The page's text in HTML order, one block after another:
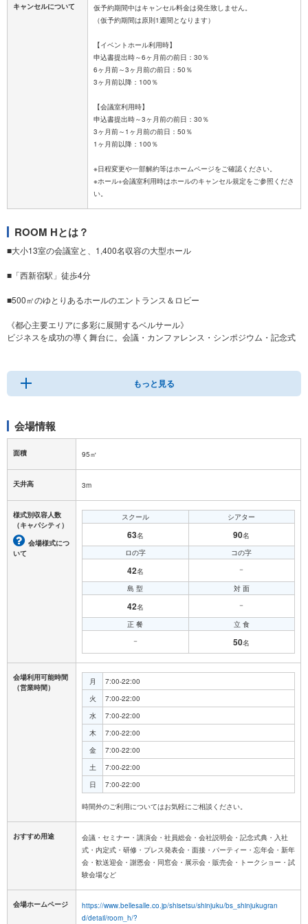
キャンセルについて
仮予約期間中はキャンセル料金は発生致しません。
（仮予約期間は原則1週間となります）
【イベントホール利用時】
申込書提出時～6ヶ月前の前日：30％
6ヶ月前～3ヶ月前の前日：50％
3ヶ月前以降：100％
【会議室利用時】
申込書提出時～3ヶ月前の前日：30％
3ヶ月前～1ヶ月前の前日：50％
1ヶ月前以降：100％
※日程変更や一部解約等はホームページをご確認ください。
※ホール+会議室利用時はホールのキャンセル規定をご参照くださ
ROOM Hとは？
■大小13室の会議室と、1,400名収容の大型ホール
■「西新宿駅」徒歩4分
■500㎡のゆとりあるホールのエントランス＆ロビー
《都心主要エリアに多彩に展開するベルサール》
ビジネスを成功の導く舞台に。会議・カンファレンス・シンポジウム・記念式
す。
もっと見る
会場情報
面積 95㎡
天井高 3m
様式別収容人数
（キャパシティ）
会場様式につ
いて
スクール
63名
シアター
90名
ロの字
42名
コの字
－
島 型
42名
対 面
－
正 餐
－
立 食
50名
会場利用可能時間
（営業時間）
月
7:00-22:00
火
7:00-22:00
水
7:00-22:00
木
7:00-22:00
金
7:00-22:00
土
7:00-22:00
日
7:00-22:00
おすすめ用途
会議・セミナー・講演会・社員総会・会社説明会・記念式典・入社
式・内定式・研修・プレス発表会・面接・パーティー・忘年会・新年
会・歓送迎会・謝恩会・同窓会・展示会・販売会・トークショー・試
験会場など
会場ホームページ
https://www.bellesalle.co.jp/shisetsu/shinjuku/bs_shinjukugran
d/detail/room_h/?